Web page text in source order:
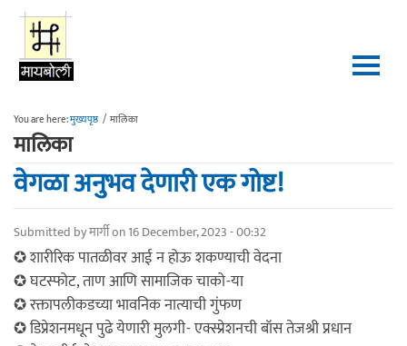
Skip to main content
You are here:मुख्यपृष्ठ / मालिका
मालिका
वेगळा अनुभव देणारी एक गोष्ट!
Submitted byमार्गीon 16 December, 2023 - 00:32
✪ शारीरिक पातळीवर आई न होऊ शकण्याची वेदना
✪ घटस्फोट, ताण आणि सामाजिक चाको-या
✪ रक्तापलीकडच्या भावनिक नात्याची गुंफण
✪ डिप्रेशनमधून पुढे येणारी मुलगी- एक्स्प्रेशनची बॉस तेजश्री प्रधान